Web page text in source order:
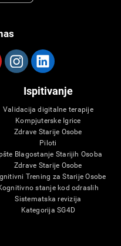
Ispitivanje
Validacija digitalne terapije
Kompjuterske Igrice
Zdrave Starije Osobe
Piloti
Blagostanje Starijih Osoba
Zdrave Starije Osobe
Trening za Starije Osobe
stanje kod odraslih
Sistematska revizija
Kategorija SG4D